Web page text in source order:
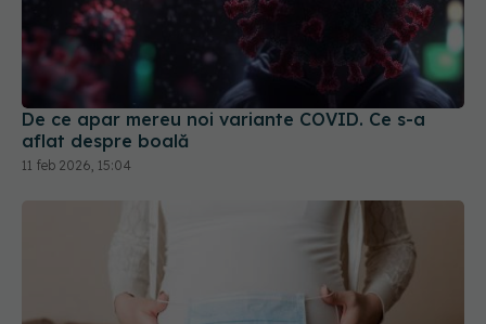
De ce apar mereu noi variante COVID. Ce s-a
aflat despre boală
11 feb 2026, 15:04